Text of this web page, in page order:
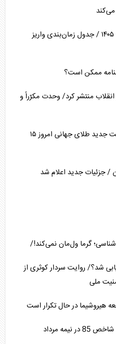
می‌کند
تغییر زمان واریز کالابرگ مرداد ۱۴۰۵ / جدول زمان‌بندی واریز
ممکن است؟
انقلاب منتشر کرد/ وحدت مکرّراً و
قیمت طلا رکورد شکست/ قیمت جدید طلای جهانی امروز ۱۵
/ جزئیات جدید اعلام شد
گرما ول‌مان نمی‌کند!/
شد؟/ روایت سردار کوثری از
ملی
هیروشیما در حال تکرار است
مرداد